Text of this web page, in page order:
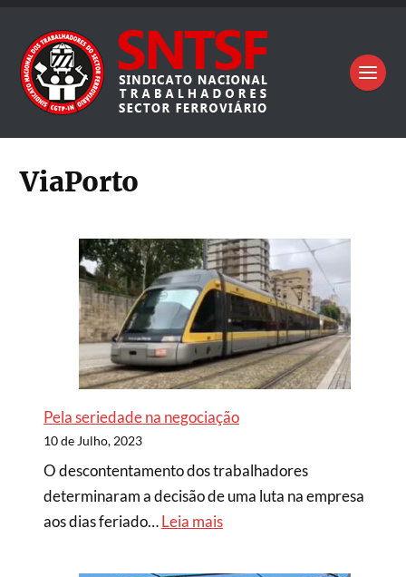
ViaPorto
Pela seriedade na negociação
10 de Julho, 2023
O descontentamento dos trabalhadores
determinaram a decisão de uma luta na empresa
aos dias feriado…Leia mais